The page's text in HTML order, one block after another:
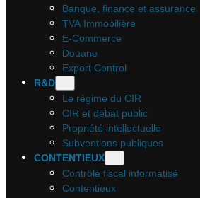
Banque, finance et assurance
TVA Immobilière
E-Commerce
Douane
Export Control
R&D
Le régime du CIR
CIR et débat public
Propriété intellectuelle
Subventions publiques
CONTENTIEUX
Contrôle fiscal informatisé
Contentieux